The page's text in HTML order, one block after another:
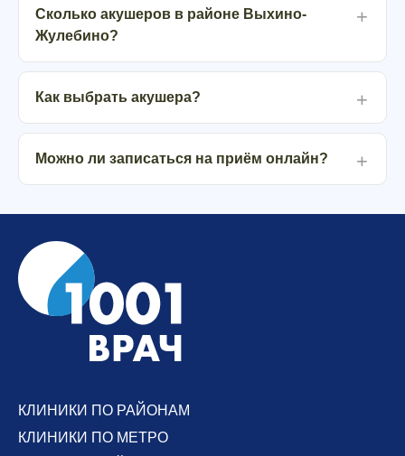
Сколько акушеров в районе Выхино-
Жулебино?
Как выбрать акушера?
Можно ли записаться на приём онлайн?
КЛИНИКИ ПО РАЙОНАМ
КЛИНИКИ ПО МЕТРО